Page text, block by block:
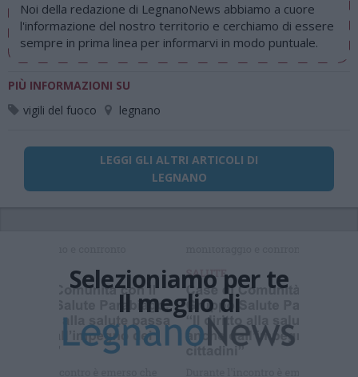
Noi della redazione di LegnanoNews abbiamo a cuore
l'informazione del nostro territorio e cerchiamo di essere
sempre in prima linea per informarvi in modo puntuale.
PIÙ INFORMAZIONI SU
vigili del fuoco
legnano
LEGGI GLI ALTRI ARTICOLI DI
LEGNANO
Selezioniamo per te
Il meglio di
Iscriviti alla